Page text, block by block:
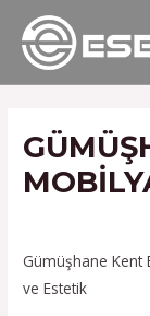
İçeriğe
atla
Gümüşhane Kent
ve Estetik
Yazı
gezinmesi